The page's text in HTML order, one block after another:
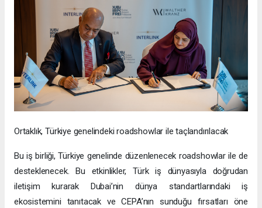
Ortaklık, Türkiye genelindeki roadshowlar ile taçlandırılacak
Bu iş birliği, Türkiye genelinde düzenlenecek roadshowlar ile de
desteklenecek. Bu etkinlikler, Türk iş dünyasıyla doğrudan
iletişim kurarak Dubai’nin dünya standartlarındaki iş
ekosistemini tanıtacak ve CEPA’nın sunduğu fırsatları öne